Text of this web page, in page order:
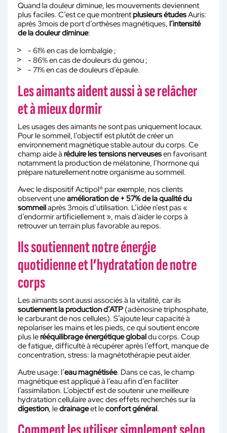
Quand la douleur diminue, les mouvements deviennent
plus faciles. C’est ce que montrentplusieurs étudesAuris:
après 3mois de port d’orthèses magnétiques, l’intensité
de la douleur diminue:
- 61% en cas de lombalgie ;
- 86% en cas de douleurs du genou ;
- 71% en cas de douleurs d’épaule.
Les aimants aident aussi à se relâcher
et à mieux dormir
Les usages des aimants ne sont pas uniquement locaux.
Pour le sommeil, l’objectif est plutôt de créer un
environnement magnétique stable autour du corps. Ce
champ aide à réduire les tensions nerveusesen favorisant
notamment la production de mélatonine, l’hormone qui
prépare naturellement notre organisme au sommeil.
Avec le dispositif Actipol® par exemple, nos clients
observent uneamélioration de + 57% de la qualité du
sommeilaprès 3mois d’utilisation. L’idée n’est pas «
d’endormir artificiellement », mais d’aider le corps à
retrouver un terrain plus favorable au repos.
Ils soutiennent notre énergie
quotidienne et l’hydratation de notre
corps
Les aimants sont aussi associés à la vitalité, car ils
soutiennent la production d’ATP (adénosine triphosphate,
le carburant de nos cellules). S’ajoute leur capacité à
repolariser les mains et les pieds, ce qui soutient encore
plus le rééquilibrage énergétique globaldu corps. Coup
de fatigue, difficulté à récupérer après l’effort, manque de
concentration, stress: la magnétothérapie peut aider.
Autre usage: l’eau magnétisée. Dans ce cas, le champ
magnétique est appliqué à l’eau afin d’en faciliter
l’assimilation. L’objectif est de soutenir une meilleure
hydratation cellulaire avec des effets recherchés sur la
digestion, ledrainageet leconfort général.